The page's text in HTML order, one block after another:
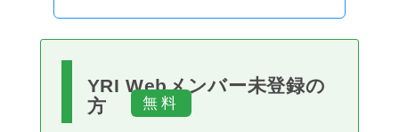
YRI Webメンバー未登録の
方